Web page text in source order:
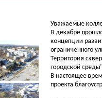
Уважаемые
В декабре
концепции
ограниченного
Территория
городской
В настоящее
проекта